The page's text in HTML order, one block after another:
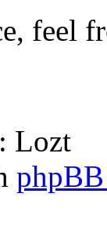
feel
Lozt